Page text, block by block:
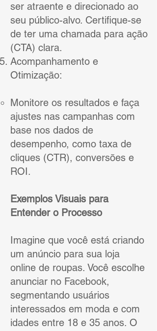
ser atraente e direcionado ao
seu público-alvo. Certifique-se
de ter uma chamada para ação
(CTA) clara.
Acompanhamento e
Otimização:
Monitore os resultados e faça
ajustes nas campanhas com
base nos dados de
desempenho, como taxa de
cliques (CTR), conversões e
ROI.
Exemplos Visuais para
Entender o Processo
Imagine que você está criando
um anúncio para sua loja
online de roupas. Você escolhe
anunciar no Facebook,
segmentando usuários
interessados em moda e com
idades entre 18 e 35 anos. O